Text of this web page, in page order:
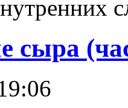
сыра